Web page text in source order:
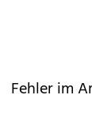
Fehler im